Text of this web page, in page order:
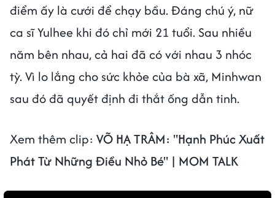
điểm ấy là cưới để chạy bầu. Đáng chú ý, nữ
ca sĩ Yulhee khi đó chỉ mới 21 tuổi. Sau nhiều
năm bên nhau, cả hai đã có với nhau 3 nhóc
tỳ. Vì lo lắng cho sức khỏe của bà xã, Minhwan
sau đó đã quyết định đi thắt ống dẫn tinh.
Xem thêm clip: VÕ HẠ TRÂM: "Hạnh Phúc Xuất
Phát Từ Những Điều Nhỏ Bé" | MOM TALK